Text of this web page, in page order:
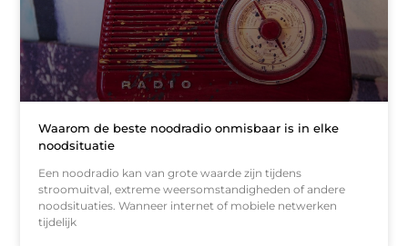
Waarom de beste noodradio onmisbaar is in elke
noodsituatie
Een noodradio kan van grote waarde zijn tijdens
stroomuitval, extreme weersomstandigheden of andere
noodsituaties. Wanneer internet of mobiele netwerken
tijdelijk